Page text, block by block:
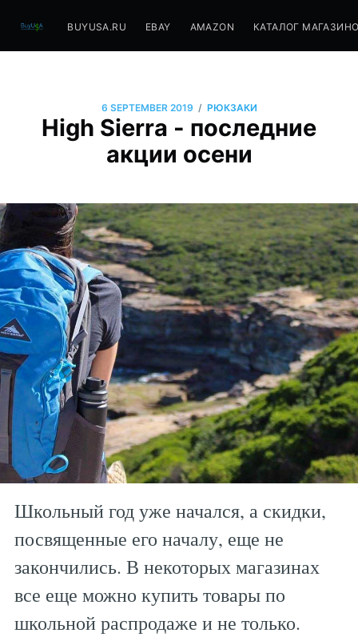
BUYUSA.RU EBAY AMAZON КАТАЛОГ
6 SEPTEMBER 2019 / РЮКЗАКИ
High Sierra - последние
акции осени
Школьный год уже начался, а скидки,
посвященные его началу, еще не
закончились. В некоторых магазинах
все еще можно купить товары по
школьной распродаже и не только.